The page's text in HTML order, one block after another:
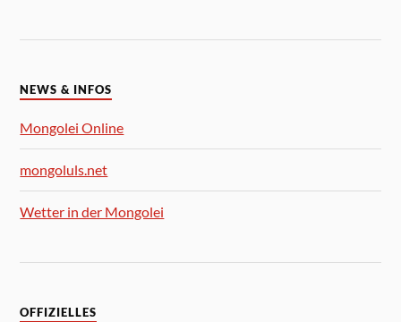
NEWS & INFOS
Mongolei Online
mongoluls.net
Wetter in der Mongolei
OFFIZIELLES